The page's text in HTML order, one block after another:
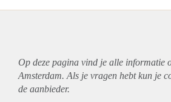
Op deze pagina vind je alle informatie
Amsterdam. Als je vragen hebt kun je
de aanbieder.